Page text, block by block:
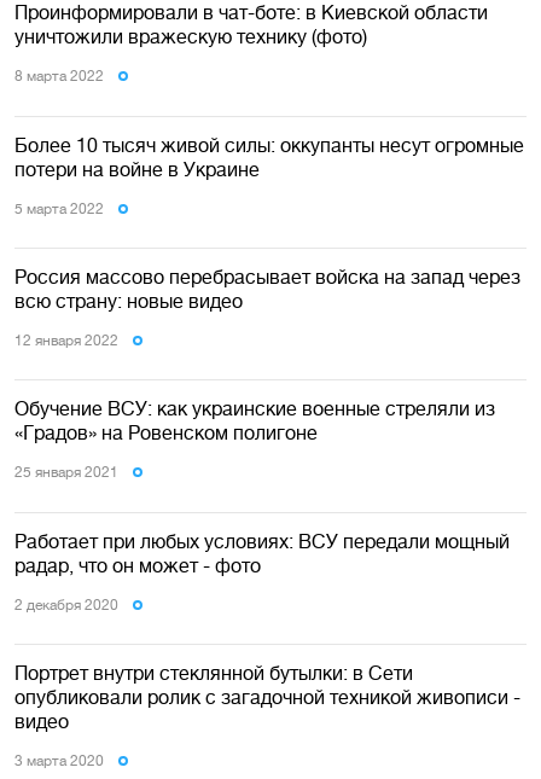
Проинформировали в чат-боте: в Киевской области
уничтожили вражескую технику (фото)
8 марта 2022
Более 10 тысяч живой силы: оккупанты несут огромные
потери на войне в Украине
5 марта 2022
Россия массово перебрасывает войска на запад через
всю страну: новые видео
12 января 2022
Обучение ВСУ: как украинские военные стреляли из
«Градов» на Ровенском полигоне
25 января 2021
Работает при любых условиях: ВСУ передали мощный
радар, что он может - фото
2 декабря 2020
Портрет внутри стеклянной бутылки: в Сети
опубликовали ролик с загадочной техникой живописи -
видео
3 марта 2020